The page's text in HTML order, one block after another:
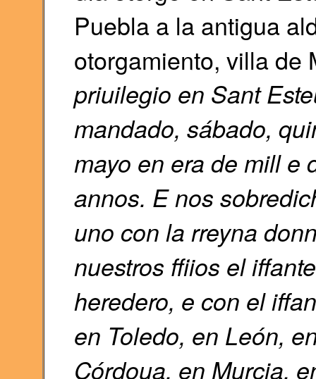
Puebla a la antigua
otorgamiento, villa de
priuilegio en Sant
mandado, sábado,
mayo en era de mill e
annos. E nos
uno con la rreyna
nuestros ffiios el
heredero, e con el
en Toledo, en León,
Córdoua, en Murcia,